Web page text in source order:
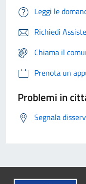
Leggi le
Richiedi
Chiama il
Prenota un
Problemi in
Segnala